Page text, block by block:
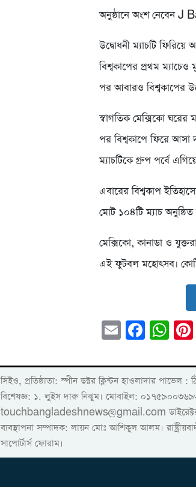
অনুষ্ঠানে অংশ নেবেন J
উদ্বোধনী ম্যাচটি
বিশ্বকাপের প্রথম
পর আবারও বিশ্বকাপের
স্বাগতিক মেক্সিকো ঘরের
পর বিশ্বকাপে ফিরে আসা
ম্যাচটিকে গ্রুপ পর্বে
এবারের বিশ্বকাপ
মোট ১০৪টি ম্যাচ
মেক্সিকো, কানাডা ও
এই ফুটবল মহোৎসব।
Email
সিইও, প্রতিষ্ঠাতা: স্পীন ডক্টর ক্লিন্টন
বিশেষজ্ঞ: ১. লুইস দারু নিঝুম। ‎মোবাইল:
touchbangladeshnews@gmail.com ডাইরেক্টর:
ব্যবস্থাপনা সম্পাদক: লায়ন মোঃ আশিকুল আলম।
সাপোর্টার্স ফোরাম।